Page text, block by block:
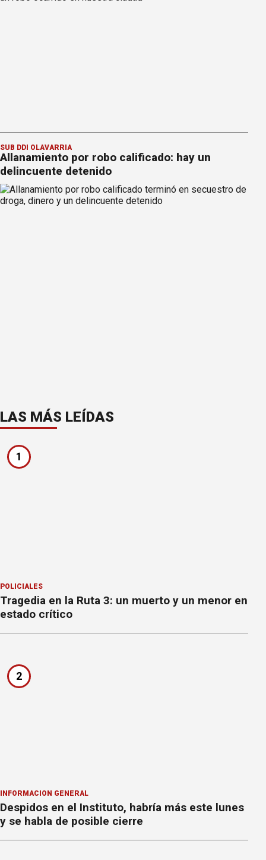
SUB DDI OLAVARRÍA
Allanamiento por robo calificado: hay un
delincuente detenido
LAS MÁS LEÍDAS
1
POLICIALES
Tragedia en la Ruta 3: un muerto y un menor en
estado crítico
2
INFORMACION GENERAL
Despidos en el Instituto, habría más este lunes
y se habla de posible cierre